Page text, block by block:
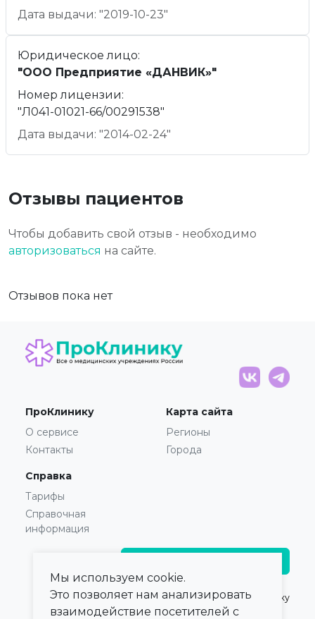
Дата выдачи: "2019-10-23"
Юридическое лицо:
"ООО Предприятие «ДАНВИК»"
Номер лицензии:
"Л041-01021-66/00291538"
Дата выдачи: "2014-02-24"
Отзывы пациентов
Чтобы добавить свой отзыв - необходимо
авторизоваться на сайте.
Отзывов пока нет
ПроКлинику
О сервисе
Контакты
Карта сайта
Регионы
Города
Справка
Тарифы
Справочная
информация
© 2021 — 2026,ПроКлинику
Мы используем cookie.
Это позволяет нам анализировать
взаимодействие посетителей с